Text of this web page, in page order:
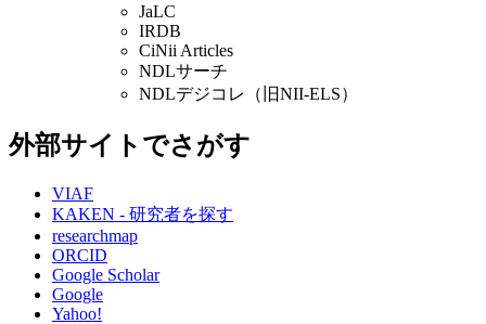
JaLC
IRDB
CiNii Articles
NDLサーチ
NDLデジコレ（旧NII-ELS）
外部サイトでさがす
VIAF
KAKEN - 研究者を探す
researchmap
ORCID
Google Scholar
Google
Yahoo!